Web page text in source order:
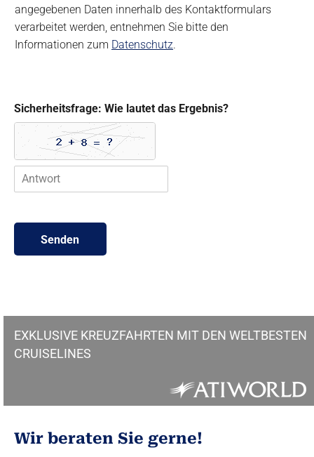
u
t
z
d
e
a
angegebenen Daten innerhalb des Kontaktformulars
verarbeitet werden, entnehmen Sie bitte den
Informationen zum Datenschutz.
Sicherheitsfrage: Wie lautet das Ergebnis?
Senden
EXKLUSIVE KREUZFAHRTEN MIT DEN WELTBESTEN
CRUISELINES
Wir beraten Sie gerne!